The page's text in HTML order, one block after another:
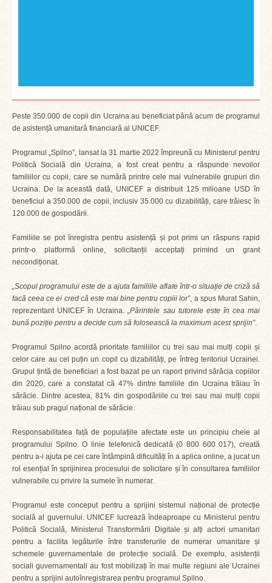
Peste 350.000 de copii din Ucraina au beneficiat până acum de programul
de asistență umanitară financiară al UNICEF.
Programul „Spilno”, lansat la 31 martie 2022 împreună cu Ministerul pentru
Politică Socială din Ucraina, a fost creat pentru a răspunde nevoilor
familiilor cu copii, care se numără printre cele mai vulnerabile grupuri din
Ucraina. De la această dată, UNICEF a distribuit 125 milioane USD în
beneficiul a 350.000 de copii, inclusiv 35.000 cu dizabilități, care trăiesc în
120.000 de gospodării.
Familiile se pot înregistra pentru asistență și pot primi un răspuns rapid
printr-o platformă online, solicitanții acceptați primind un grant
necondiționat.
„Scopul programului este de a ajuta familiile aflate într-o situație de criză să
facă ceea ce ei cred că este mai bine pentru copiii lor”, a spus Murat Sahin,
reprezentant UNICEF în Ucraina.„Părintele sau tutorele este în cea mai
bună poziție pentru a decide cum să folosească la maximum acest sprijin”.
Programul Spilno acordă prioritate familiilor cu trei sau mai mulți copii și
celor care au cel puțin un copil cu dizabilități, pe întreg teritoriul Ucrainei.
Grupul țintă de beneficiari a fost bazat pe un raport privind sărăcia copiilor
din 2020, care a constatat că 47% dintre familiile din Ucraina trăiau în
sărăcie. Dintre acestea, 81% din gospodăriile cu trei sau mai mulți copii
trăiau sub pragul național de sărăcie.
Responsabilitatea față de populațiile afectate este un principiu cheie al
programului Spilno. O linie telefonică dedicată (0 800 600 017), creată
pentru a-i ajuta pe cei care întâmpină dificultăți în a aplica online, a jucat un
rol esențial în sprijinirea procesului de solicitare și în consultarea familiilor
vulnerabile cu privire la sumele în numerar.
Programul este conceput pentru a sprijini sistemul național de protecție
socială al guvernului. UNICEF lucrează îndeaproape cu Ministerul pentru
Politică Socială, Ministerul Transformării Digitale și alți actori umanitari
pentru a facilita legăturile între transferurile de numerar umanitare și
schemele guvernamentale de protecție socială. De exemplu, asistenții
sociali guvernamentali au fost mobilizați în mai multe regiuni ale Ucrainei
pentru a sprijini autoînregistrarea pentru programul Spilno.